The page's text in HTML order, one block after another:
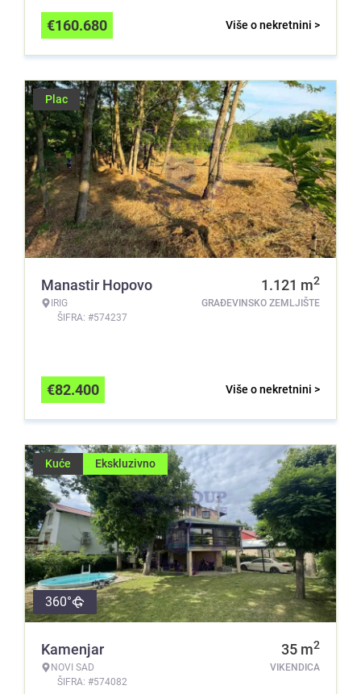
Više o nekretnini >
€160.680
Plac
Manastir Hopovo
IRIG
ŠIFRA: #574237
1.121 m2
GRAĐEVINSKO ZEMLJIŠTE
Više o nekretnini >
€82.400
Kuće Ekskluzivno
360°
Kamenjar
NOVI SAD
ŠIFRA: #574082
35 m2
VIKENDICA